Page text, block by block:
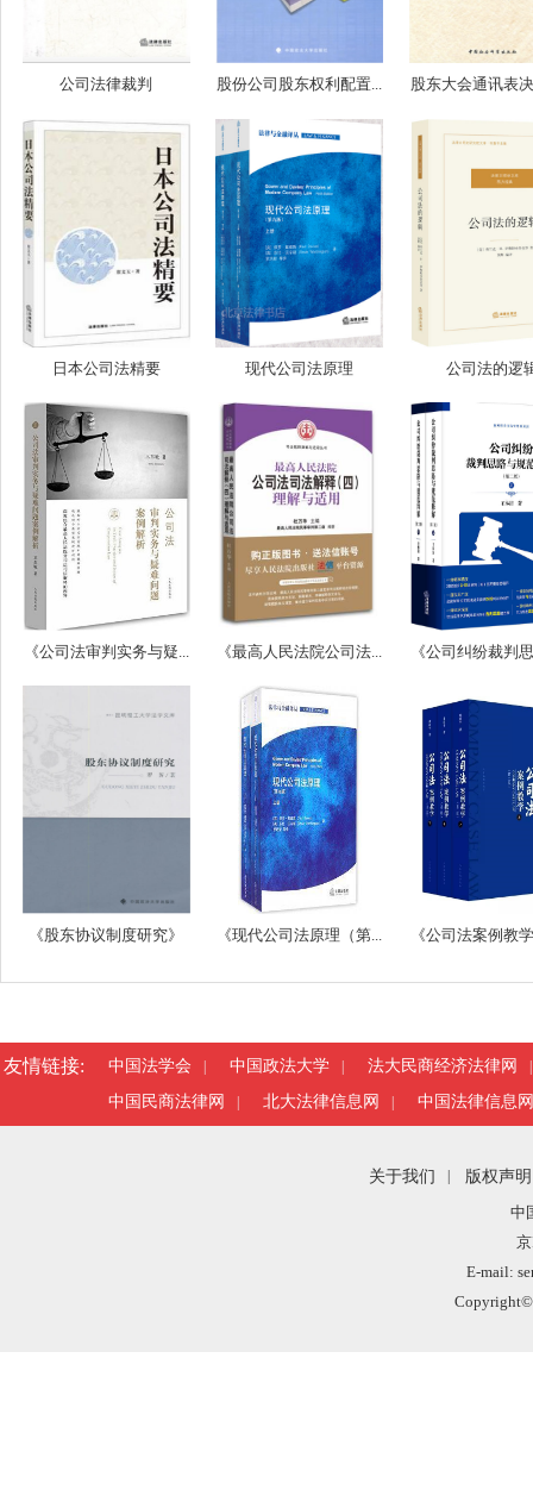
公司法律裁判 股份公司股东权利配置... 股东大会通讯表
日本公司法精要 现代公司法原理 公司法的逻
《公司法审判实务与疑... 《最高人民法院公司法... 《公司纠纷裁判
《股东协议制度研究》 《现代公司法原理（第... 《公司法案例教
友情链接: 中国法学会 | 中国政法大学 | 法大民商经济法律网 |
中国民商法律网 | 北大法律信息网 | 中国法律信息网
关于我们 |
版权声明
中
E-mail: